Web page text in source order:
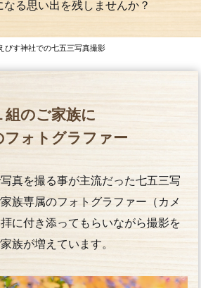
る思い出を残しませんか？
びす神社での七五三写真撮影
組のご家族に
フォトグラファー
真を撮る事が主流だった七五三写
族専属のフォトグラファー（カメ
に付き添ってもらいながら撮影を
族が増えています。